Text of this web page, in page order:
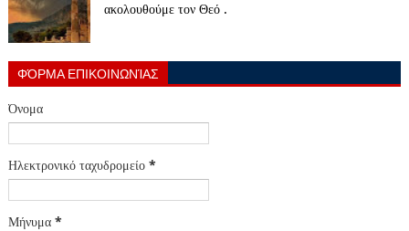
ακολουθούμε τον Θεό .
ΦΌΡΜΑ ΕΠΙΚΟΙΝΩΝΊΑΣ
Όνομα
Ηλεκτρονικό ταχυδρομείο *
Μήνυμα *